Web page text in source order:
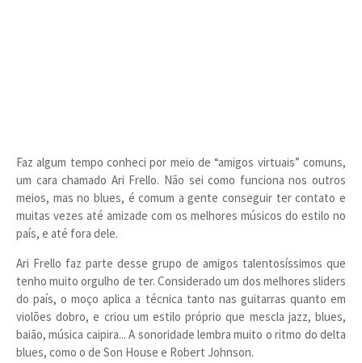
Faz algum tempo conheci por meio de “amigos virtuais” comuns,
um cara chamado Ari Frello. Não sei como funciona nos outros
meios, mas no blues, é comum a gente conseguir ter contato e
muitas vezes até amizade com os melhores músicos do estilo no
país, e até fora dele.
Ari Frello faz parte desse grupo de amigos talentosíssimos que
tenho muito orgulho de ter. Considerado um dos melhores sliders
do país, o moço aplica a técnica tanto nas guitarras quanto em
violões dobro, e criou um estilo próprio que mescla jazz, blues,
baião, música caipira... A sonoridade lembra muito o ritmo do delta
blues, como o de Son House e Robert Johnson.